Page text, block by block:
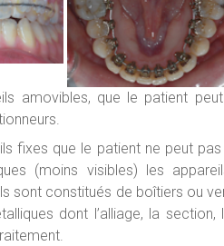
amovibles, que le patient
fixes que le patient ne peut
(moins visibles) les
sont constitués de boîtiers ou
dont l’alliage, la